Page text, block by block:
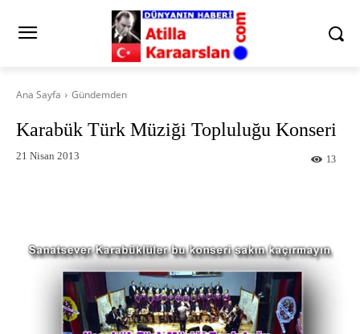
Ana Sayfa Gündemden
Karabük Türk Müziği Topluluğu Konseri
21 Nisan 2013 13